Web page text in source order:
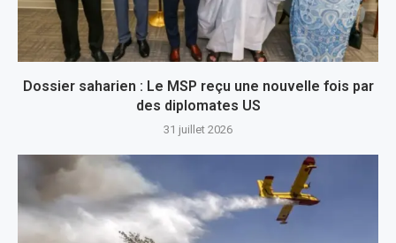
Dossier saharien : Le MSP reçu une nouvelle fois par
des diplomates US
31 juillet 2026